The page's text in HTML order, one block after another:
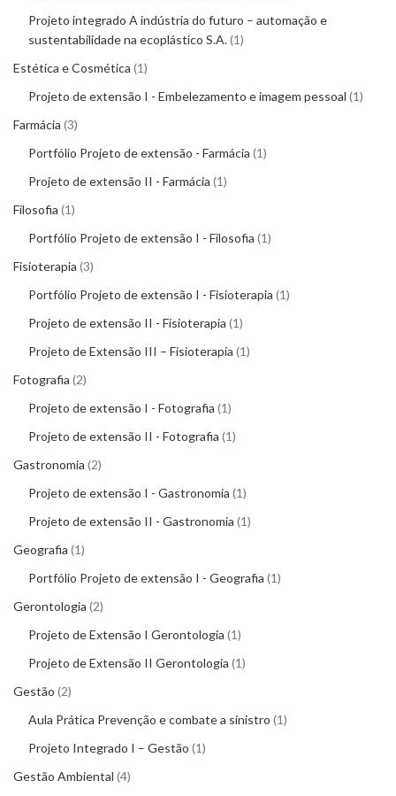
Projeto integrado A indústria do futuro – automação e
sustentabilidade na ecoplástico S.A. 1
Estética e Cosmética 1
Projeto de extensão I - Embelezamento e imagem pessoal 1
Farmácia 3
Portfólio Projeto de extensão - Farmácia 1
Projeto de extensão II - Farmácia 1
Filosofia 1
Portfólio Projeto de extensão I - Filosofia 1
Fisioterapia 3
Portfólio Projeto de extensão I - Fisioterapia 1
Projeto de extensão II - Fisioterapia 1
Projeto de Extensão III – Fisioterapia 1
Fotografia 2
Projeto de extensão I - Fotografia 1
Projeto de extensão II - Fotografia 1
Gastronomia 2
Projeto de extensão I - Gastronomia 1
Projeto de extensão II - Gastronomia 1
Geografia 1
Portfólio Projeto de extensão I - Geografia 1
Gerontologia 2
Projeto de Extensão I Gerontologia 1
Projeto de Extensão II Gerontologia 1
Gestão 2
Aula Prática Prevenção e combate a sinistro 1
Projeto Integrado I – Gestão 1
Gestão Ambiental 4